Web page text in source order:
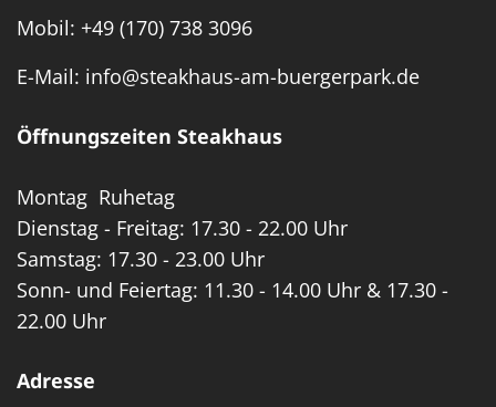
Mobil: +49 (170) 738 3096
E-Mail: info@steakhaus-am-buergerpark.de
Öffnungszeiten Steakhaus
Montag Ruhetag
Dienstag - Freitag: 17.30 - 22.00 Uhr
Samstag: 17.30 - 23.00 Uhr
Sonn- und Feiertag: 11.30 - 14.00 Uhr & 17.30 -
22.00 Uhr
Adresse